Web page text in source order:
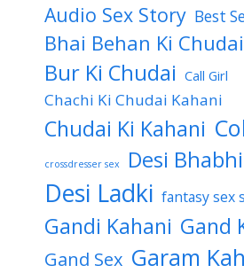
Audio Sex Story Best
Bhai Behan Ki Chudai
Bur Ki Chudai Call Girl
Chachi Ki Chudai Kahani
Chudai Ki Kahani
crossdresser sex Desi
Desi Ladki fantasy sex
Gandi Kahani Gand
Gand Sex Garam